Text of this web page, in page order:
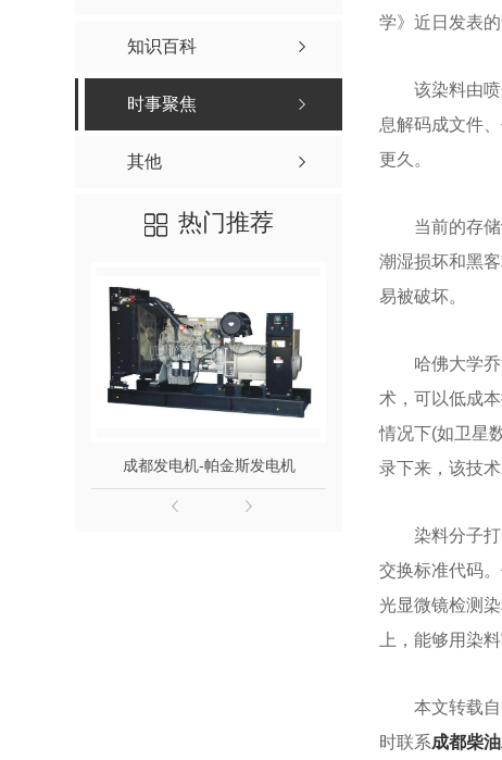
知识百科
时事聚焦
其他
热门推荐
成都发电机-帕金斯发电机 成都发电机组-单
学》近日发表
该染料由
息解码成文件
更久。
当前的存
潮湿损坏和黑
易被破坏。
哈佛大学
术，可以低成
情况下(如卫星
录下来，该技术
染料分子
交换标准代码
光显微镜检测
上，能够用染
本文转载
时联系成都柴